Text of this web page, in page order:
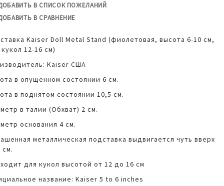
В СПИСОК ПОЖЕЛАНИЙ
В СРАВНЕНИЕ
Kaiser Doll Metal Stand (фиолетовая, высота 6-10 см,
12-16 см)
Kaiser США
в опущенном состоянии 6 см.
в поднятом состоянии 10,5 см.
в талии (Обхват) 2 см.
основания 4 см.
металлическая подставка выдвигается чуть вверх
см.
для кукол высотой от 12 до 16 см
название: Kaiser 5 to 6 inches